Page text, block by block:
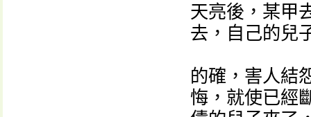
天亮後，某甲
去，自己的兒
的確，害人結
悔，就使已經